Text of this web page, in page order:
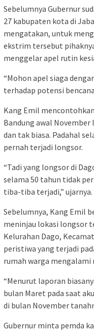
Sebelumnya Gubernur
27 kabupaten kota di
mengatakan, untuk
ekstrim tersebut
menggelar apel rutin
“Mohon apel siaga
terhadap potensi
Kang Emil
Bandung awal
dan tak biasa. Padahal
pernah terjadi longsor.
“Tadi yang longsor di
selama 50 tahun tidak
tiba-tiba terjadi,” ujarnya.
Sebelumnya, Kang Emil
meninjau lokasi longsor
Kelurahan Dago,
peristiwa yang terjadi
rumah warga mengalami
“Menurut laporan
bulan Maret pada saat
di bulan November
Gubernur minta pemda